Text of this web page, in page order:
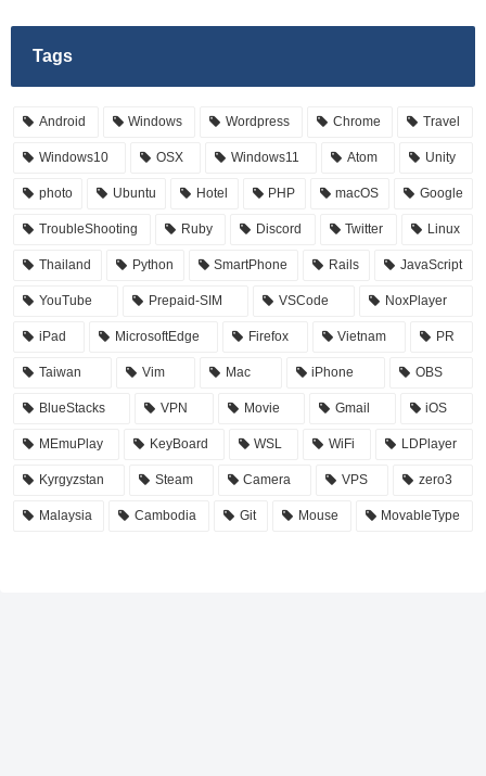
Tags
Android Windows Wordpress Chrome Travel
Windows10 OSX Windows11 Atom Unity
photo Ubuntu Hotel PHP macOS Google
TroubleShooting Ruby Discord Twitter Linux
Thailand Python SmartPhone Rails JavaScript
YouTube Prepaid-SIM VSCode NoxPlayer
iPad MicrosoftEdge Firefox Vietnam PR
Taiwan Vim Mac iPhone OBS
BlueStacks VPN Movie Gmail iOS
MEmuPlay KeyBoard WSL WiFi LDPlayer
Kyrgyzstan Steam Camera VPS zero3
Malaysia Cambodia Git Mouse MovableType